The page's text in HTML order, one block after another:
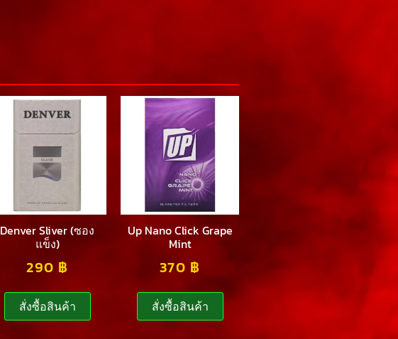
Denver Sliver (ซอง
แข็ง)
290 ฿
สั่งซื้อสินค้า
Up Nano Click Grape
Mint
370 ฿
สั่งซื้อสินค้า